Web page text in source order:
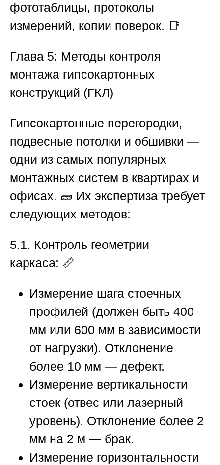
фототаблицы, протоколы
измерений, копии поверок. 📑
Глава 5: Методы контроля
монтажа гипсокартонных
конструкций (ГКЛ)
Гипсокартонные перегородки,
подвесные потолки и обшивки —
одни из самых популярных
монтажных систем в квартирах и
офисах. 🧱 Их экспертиза требует
следующих методов:
5.1. Контроль геометрии
каркаса: 📏
Измерение шага стоечных
профилей (должен быть 400
мм или 600 мм в зависимости
от нагрузки). Отклонение
более 10 мм — дефект.
Измерение вертикальности
стоек (отвес или лазерный
уровень). Отклонение более 2
мм на 2 м — брак.
Измерение горизонтальности